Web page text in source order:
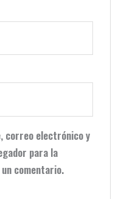
correo electrónico y
para la
comentario.